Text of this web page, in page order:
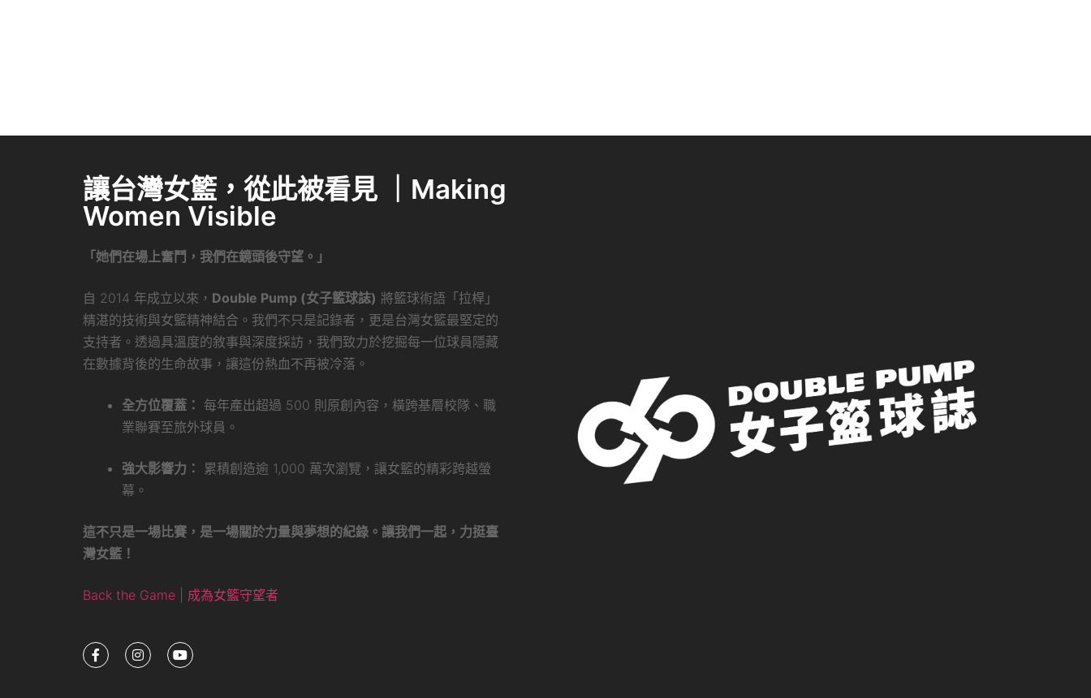
讓台灣女籃，從此被看見 ｜Making
Women Visible
「她們在場上奮鬥，我們在鏡頭後守望。」
自 2014 年成立以來， Double Pump (女子籃球誌) 將籃球術語「拉桿」
精湛的技術與女籃精神結合。我們不只是記錄者，更是台灣女籃最堅定的
支持者。透過具溫度的敘事與深度採訪，我們致力於挖掘每一位球員隱藏
在數據背後的生命故事，讓這份熱血不再被冷落。
全方位覆蓋： 每年產出超過 500 則原創內容，橫跨基層校隊、職
業聯賽至旅外球員。
強大影響力：
累積創造逾 1,000 萬次瀏覽，讓女籃的精彩跨越螢
幕。
這不只是一場比賽，是一場關於力量與夢想的紀錄。讓我們一起，力挺臺
灣女籃！
Back the Game | 成為女籃守望者